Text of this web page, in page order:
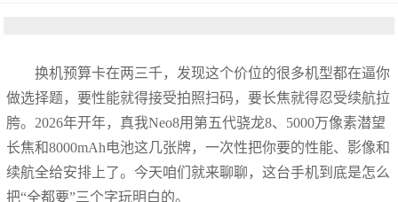
换机预算卡在两三千，发现这个价位的很多机型都在逼你
做选择题，要性能就得接受拍照扫码，要长焦就得忍受续航拉
胯。2026年开年，真我Neo8用第五代骁龙8、5000万像素潜望
长焦和8000mAh电池这几张牌，一次性把你要的性能、影像和
续航全给安排上了。今天咱们就来聊聊，这台手机到底是怎么
把“全都要”三个字玩明白的。